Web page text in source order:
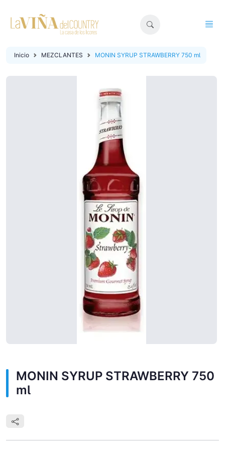
Inicio MEZCLANTES MONIN SYRUP STRAWBERRY 750 ml
MONIN SYRUP STRAWBERRY 750
ml